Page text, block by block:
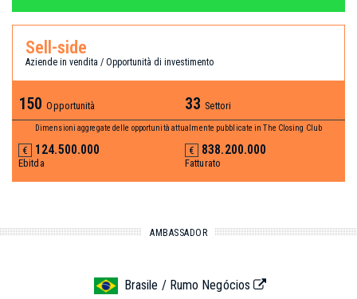
Sell-side
Aziende in vendita / Opportunità di investimento
150Opportunità 33Settori
Dimensioni aggregate delle opportunità attualmente pubblicate inThe Closing Club
€ 124.500.000
Ebitda
€ 838.200.000
Fatturato
AMBASSADOR
Brasile / Rumo Negócios